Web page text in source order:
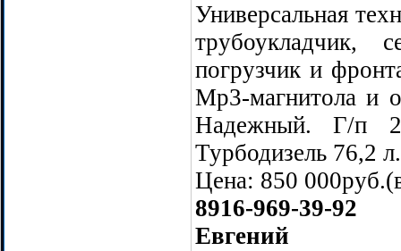
Универсальная
трубоукладчик,
погрузчик и
Мр3-магнитола и
Надежный. Г/п
Турбодизель 76,2
Цена: 850
8916-969-39-92
Евгений